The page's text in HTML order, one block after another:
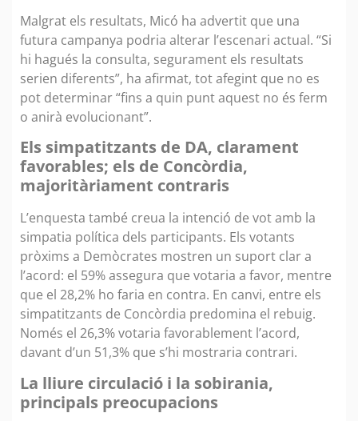
Malgrat els resultats, Micó ha advertit que una
futura campanya podria alterar l’escenari actual. “Si
hi hagués la consulta, segurament els resultats
serien diferents”, ha afirmat, tot afegint que no es
pot determinar “fins a quin punt aquest no és ferm
o anirà evolucionant”.
Els simpatitzants de DA, clarament
favorables; els de Concòrdia,
majoritàriament contraris
L’enquesta també creua la intenció de vot amb la
simpatia política dels participants. Els votants
pròxims a Demòcrates mostren un suport clar a
l’acord: el 59% assegura que votaria a favor, mentre
que el 28,2% ho faria en contra. En canvi, entre els
simpatitzants de Concòrdia predomina el rebuig.
Només el 26,3% votaria favorablement l’acord,
davant d’un 51,3% que s’hi mostraria contrari.
La lliure circulació i la sobirania,
principals preocupacions